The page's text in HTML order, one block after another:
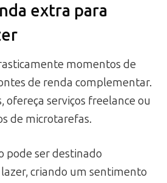
extra para
momentos de
de renda complementar.
ofereça serviços freelance ou
de microtarefas.
pode ser destinado
criando um sentimento